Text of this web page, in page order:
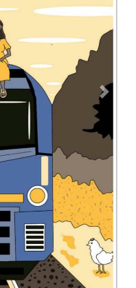
Aviso de privacidad
reservados | La Jornada